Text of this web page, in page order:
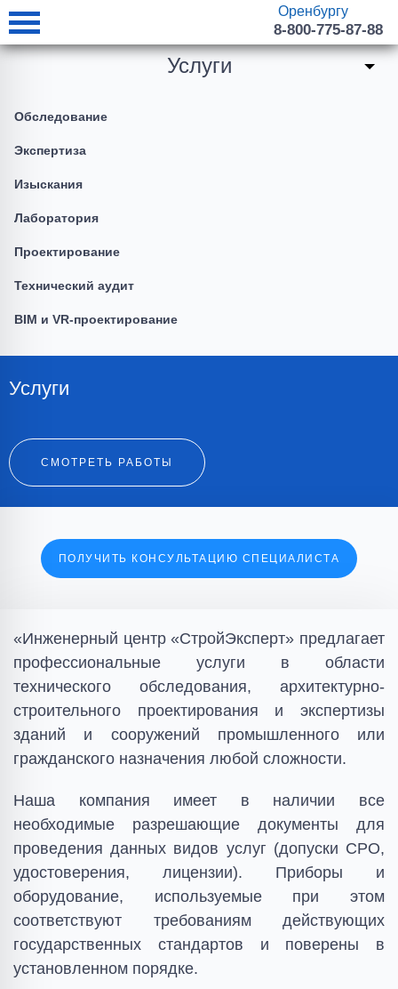
Оренбургу
8-800-775-87-88
Услуги
Обследование
Экспертиза
Изыскания
Лаборатория
Проектирование
Технический аудит
BIM и VR-проектирование
Услуги
СМОТРЕТЬ РАБОТЫ
ПОЛУЧИТЬ КОНСУЛЬТАЦИЮ СПЕЦИАЛИСТА
«Инженерный центр «СтройЭксперт» предлагает
профессиональные услуги в области
технического обследования, архитектурно-
строительного проектирования и экспертизы
зданий и сооружений промышленного или
гражданского назначения любой сложности.
Наша компания имеет в наличии все
необходимые разрешающие документы для
проведения данных видов услуг (допуски СРО,
удостоверения, лицензии). Приборы и
оборудование, используемые при этом
соответствуют требованиям действующих
государственных стандартов и поверены в
установленном порядке.